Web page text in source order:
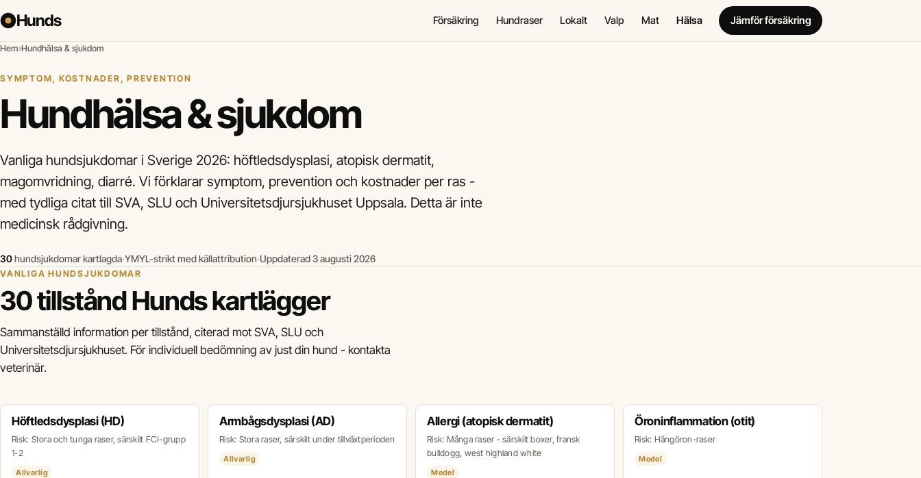
Hunds Försäkring Hundraser Lokalt Valp Mat Hälsa Jämför försäkring
Hem›Hundhälsa & sjukdom
SYMPTOM, KOSTNADER, PREVENTION
Hundhälsa & sjukdom
Vanliga hundsjukdomar i Sverige 2026: höftledsdysplasi, atopisk dermatit,
magomvridning, diarré. Vi förklarar symptom, prevention och kostnader per ras -
med tydliga citat till SVA, SLU och Universitetsdjursjukhuset Uppsala. Detta är inte
medicinsk rådgivning.
30hundsjukdomar kartlagda·YMYL-strikt med källattribution·Uppdaterad 3 augusti 2026
VANLIGA HUNDSJUKDOMAR
30 tillstånd Hunds kartlägger
Sammanställd information per tillstånd, citerad mot SVA, SLU och
Universitetsdjursjukhuset. För individuell bedömning av just din hund - kontakta
veterinär.
Höftledsdysplasi (HD)
Risk: Stora och tunga raser, särskilt FCI-grupp
1-2
Allvarlig
Armbågsdysplasi (AD)
Risk: Stora raser, särskilt under tillväxtperioden
Allvarlig
Allergi (atopisk dermatit)
Risk: Många raser - särskilt boxer, fransk
bulldogg, west highland white
Medel
Öroninflammation (otit)
Risk: Hängöron-raser
Medel